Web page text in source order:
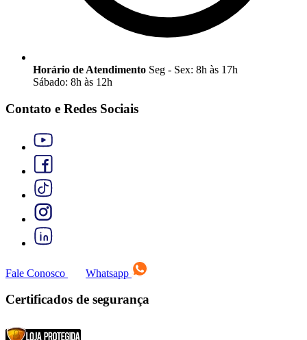
Horário de Atendimento Seg - Sex: 8h às 17h
Sábado: 8h às 12h
Contato e Redes Sociais
Fale Conosco Whatsapp
Certificados de segurança